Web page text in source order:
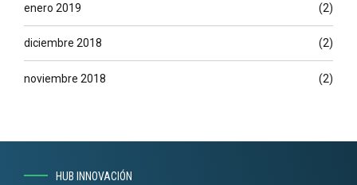
enero 2019 (2)
diciembre 2018 (2)
noviembre 2018 (2)
HUB INNOVACIÓN